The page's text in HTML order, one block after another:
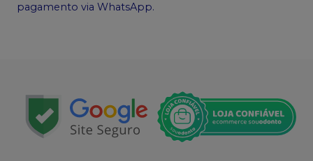
pagamento via WhatsApp.